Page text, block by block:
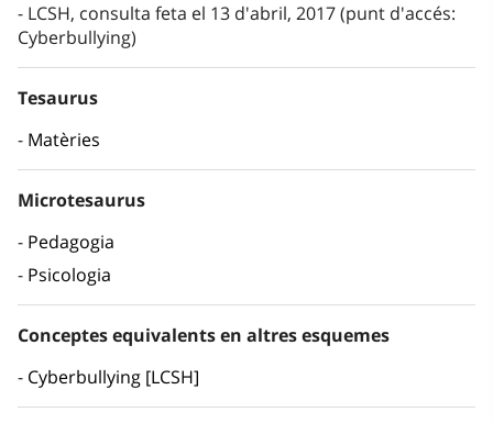
LCSH, consulta feta el 13 d'abril, 2017 (punt d'accés:
Cyberbullying)
Tesaurus
Matèries
Microtesaurus
Pedagogia
Psicologia
Conceptes equivalents en altres esquemes
Cyberbullying [LCSH]